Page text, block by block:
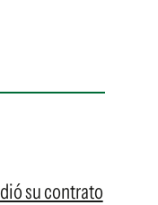
su contrato